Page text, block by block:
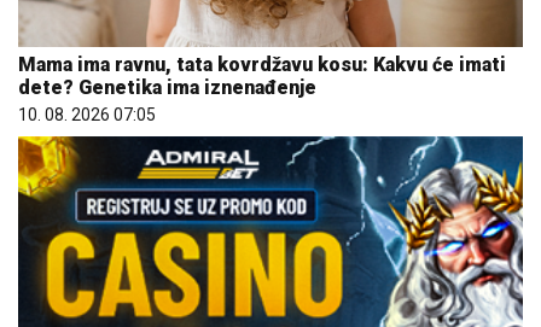
Mama ima ravnu, tata kovrdžavu kosu: Kakvu će imati
dete? Genetika ima iznenađenje
10. 08. 2026 07:05